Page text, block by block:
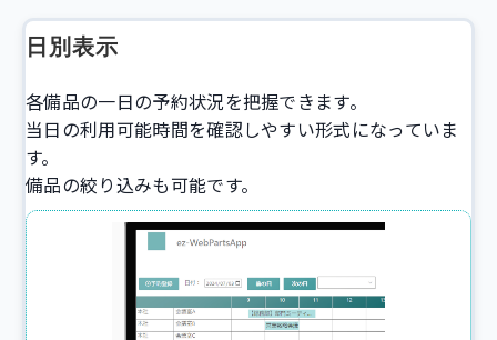
日別表示
各備品の一日の予約状況を把握できます。
当日の利用可能時間を確認しやすい形式になっていま
す。
備品の絞り込みも可能です。